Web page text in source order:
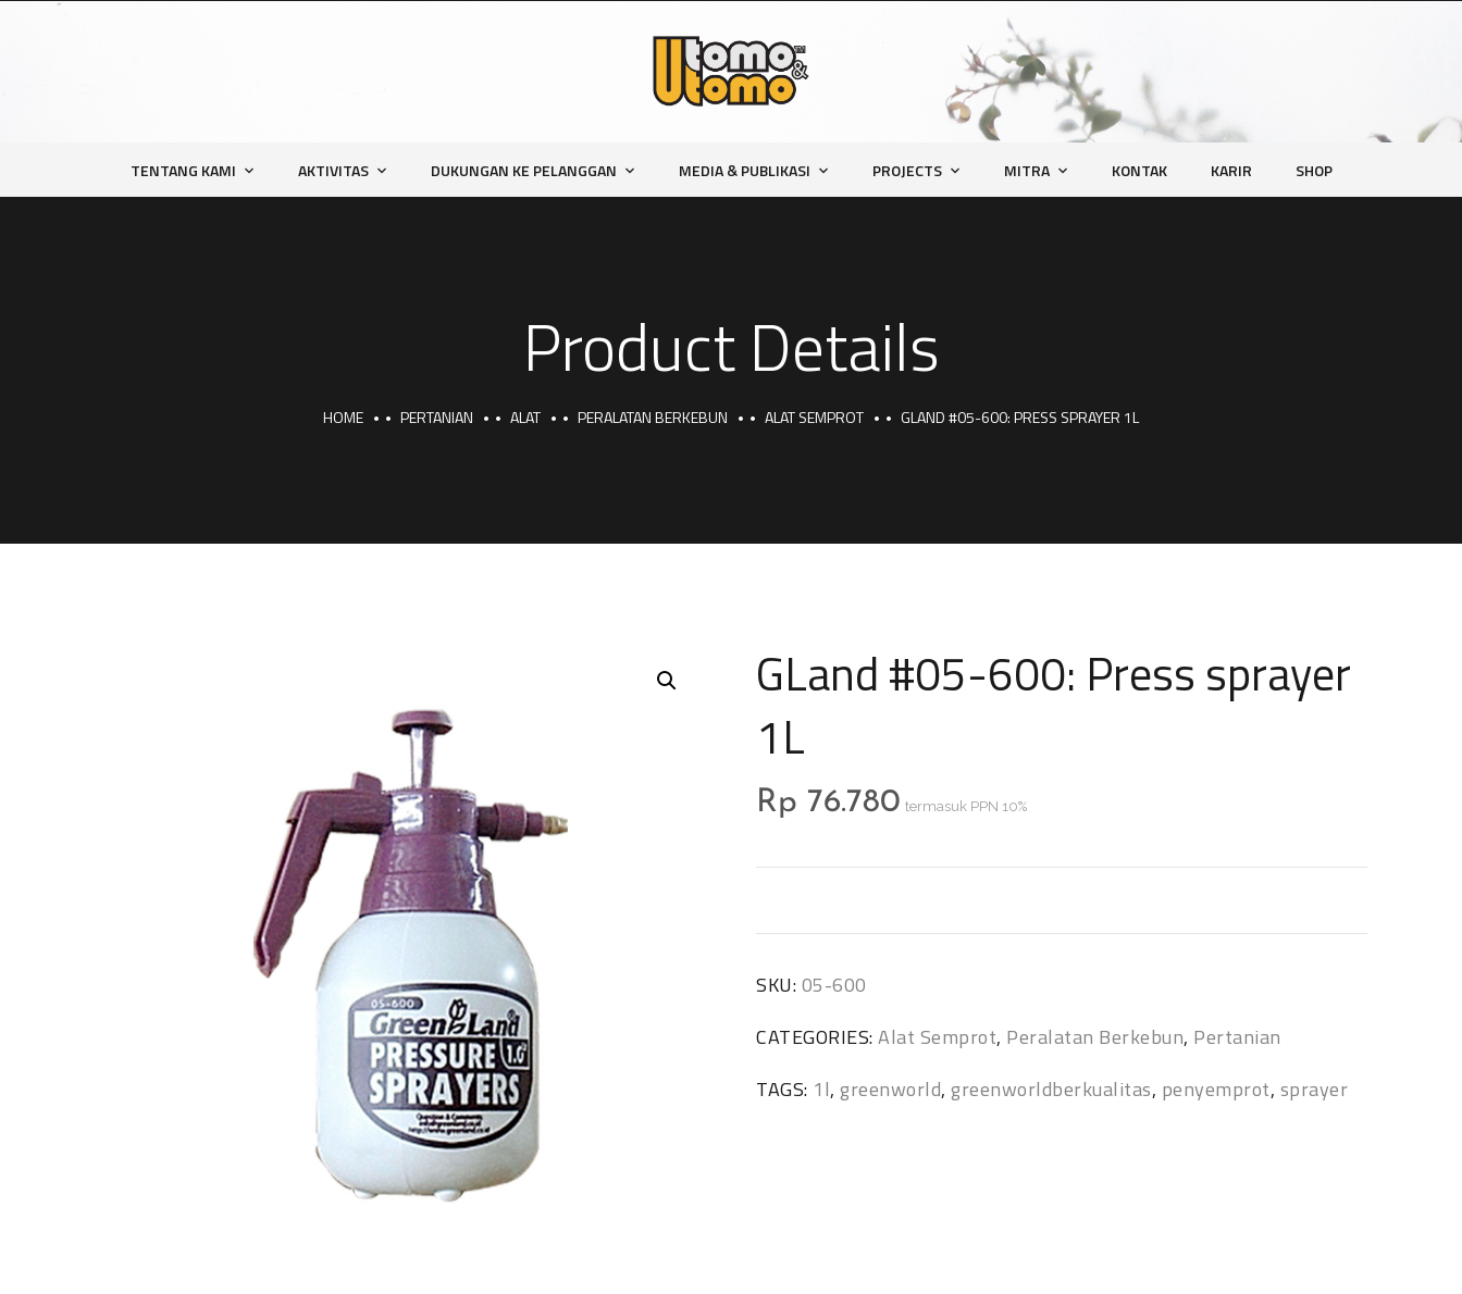
TENTANG KAMI AKTIVITAS DUKUNGAN KE PELANGGAN MEDIA & PUBLIKASI PROJECTS MITRA KONTAK KARIR SHOP
Product Details
HOME PERTANIAN ALAT PERALATAN BERKEBUN ALAT SEMPROT GLAND #05-600: PRESS SPRAYER 1L
GLand #05-600: Press sprayer
1L
Rp 76.780 termasuk PPN 10%
SKU:05-600
CATEGORIES:Alat Semprot, Peralatan Berkebun, Pertanian
TAGS: 1l,greenworld,greenworldberkualitas, penyemprot, sprayer